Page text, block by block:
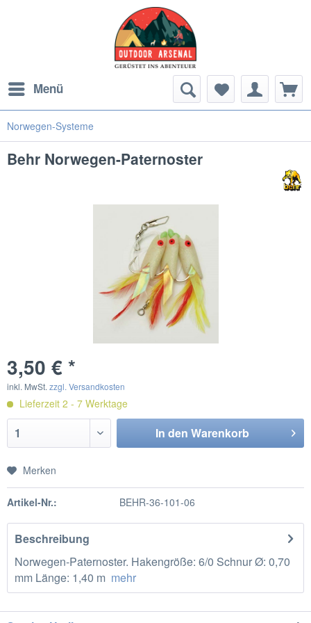
Menü
Norwegen-Systeme
Behr Norwegen-Paternoster
3,50 € *
inkl. MwSt. zzgl. Versandkosten
Lieferzeit 2 - 7 Werktage
In den Warenkorb
Merken
Artikel-Nr.: BEHR-36-101-06
Beschreibung
Norwegen-Paternoster. Hakengröße: 6/0 Schnur Ø: 0,70
mm Länge: 1,40 m mehr